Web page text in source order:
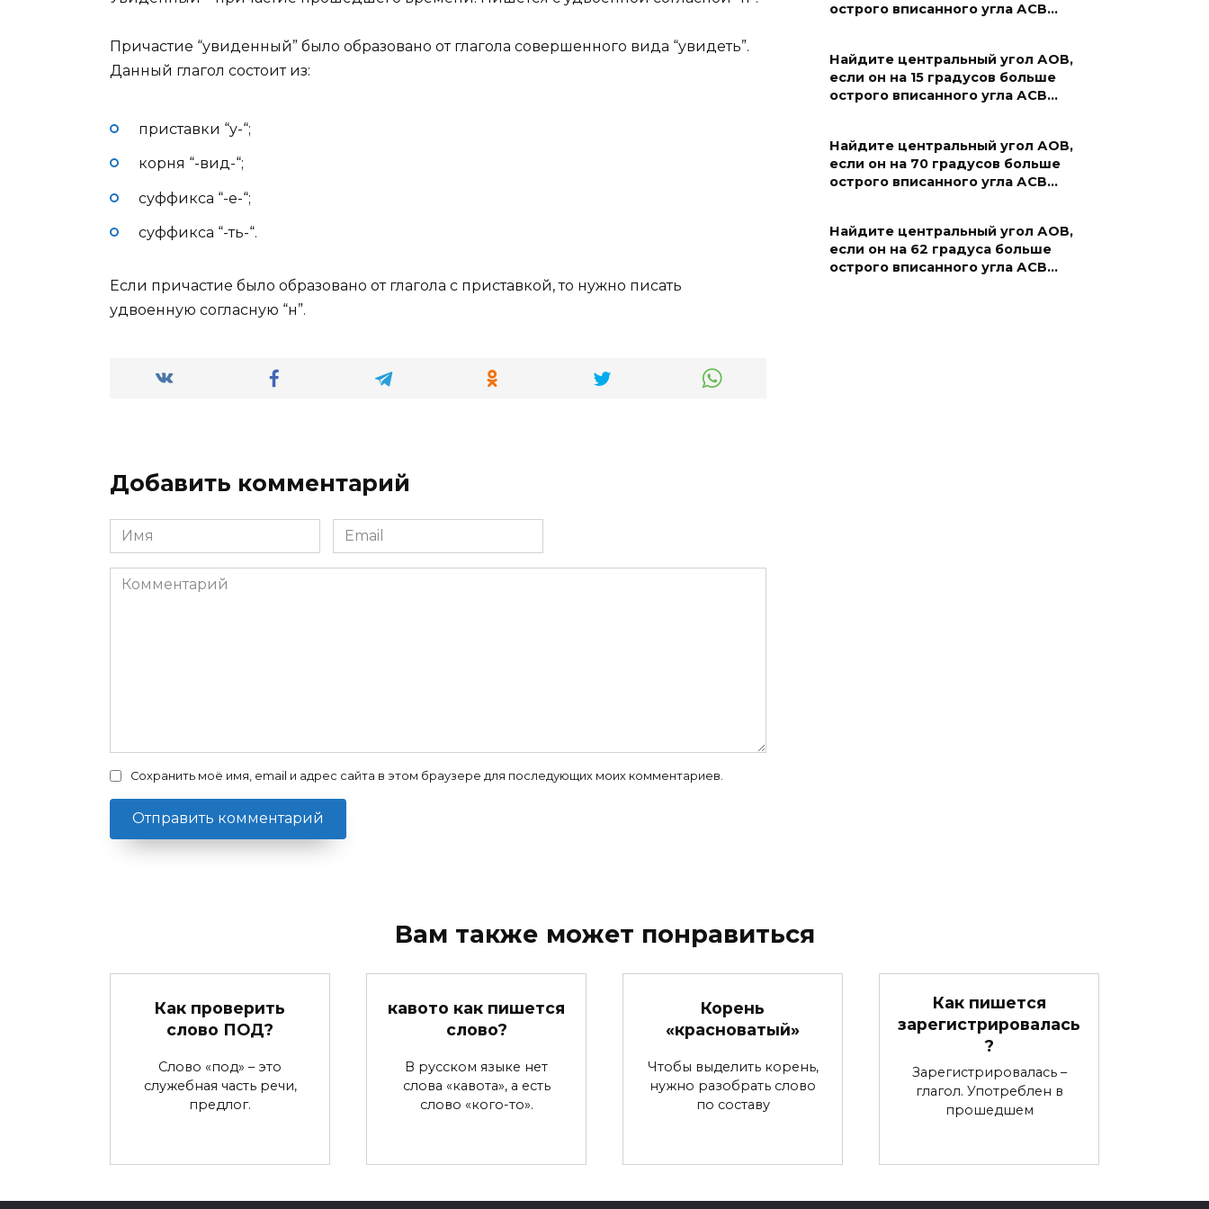
Причастие “увиденный” было образовано от глагола совершенного вида “увидеть”.
Данный глагол состоит из:
приставки “у-“;
корня “-вид-“;
суффикса “-е-“;
суффикса “-ть-“.
Если причастие было образовано от глагола с приставкой, то нужно писать
удвоенную согласную “н”.
Добавить комментарий
Имя
*
Email
*
Комментарий
Сохранить моё имя, email и адрес сайта в этом браузере для последующих моих комментариев.
острого вписанного угла АСВ…
Найдите центральный угол АОВ,
если он на 15 градусов больше
острого вписанного угла АСВ…
Найдите центральный угол АОВ,
если он на 70 градусов больше
острого вписанного угла АСВ…
Найдите центральный угол АОВ,
если он на 62 градуса больше
острого вписанного угла АСВ…
Вам также может понравиться
Как проверить
слово ПОД?
Слово «под» – это
служебная часть речи,
предлог.
кавото как пишется
слово?
В русском языке нет
слова «кавота», а есть
слово «кого-то».
Корень
«красноватый»
Чтобы выделить корень,
нужно разобрать слово
по составу
Как пишется
зарегистрировалась
?
Зарегистрировалась –
глагол. Употреблен в
прошедшем